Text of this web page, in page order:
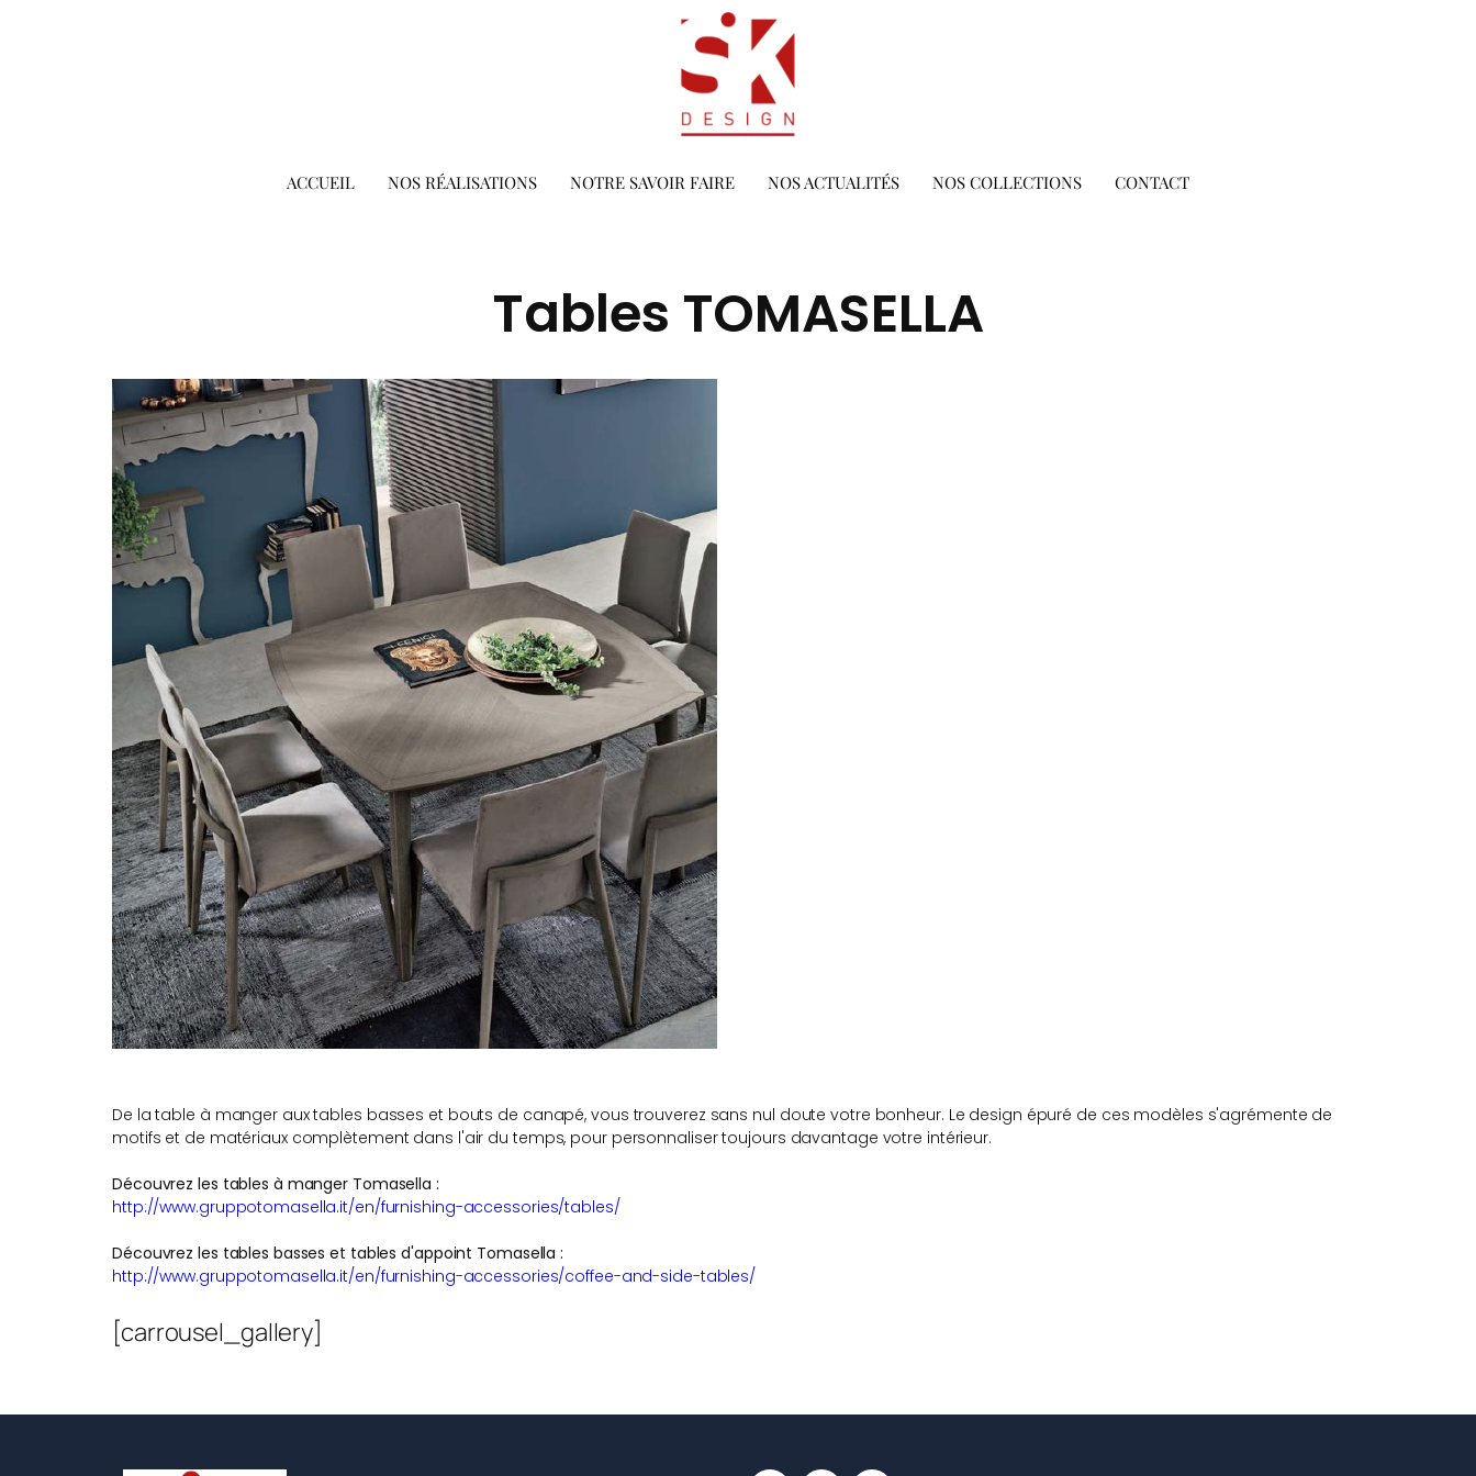
ACCUEIL NOS RÉALISATIONS NOTRE SAVOIR FAIRE NOS ACTUALITÉS NOS COLLECTIONS CONTACT
Tables TOMASELLA
De la table à manger aux tables basses et bouts de canapé, vous trouverez sans nul doute votre bonheur. Le design épuré de ces modèles s'agrémente de
motifs et de matériaux complètement dans l'air du temps, pour personnaliser toujours davantage votre intérieur.
Découvrez les tables à manger Tomasella :
http://www.gruppotomasella.it/en/furnishing-accessories/tables/
Découvrez les tables basses et tables d'appoint Tomasella :
http://www.gruppotomasella.it/en/furnishing-accessories/coffee-and-side-tables/
[carrousel_gallery]